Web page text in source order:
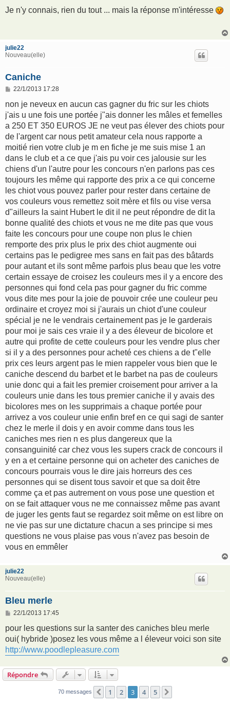
s
Je n'y connais, rien du tout ... mais la réponse m'intéresse
julie22
Nouveau(elle)
Caniche
M
s
s
a
g
22/1/2013 17:28
non je neveux en aucun cas gagner du fric sur les chiots
j'ais u une fois une portée j"ais donner les mâles et femelles
a 250 ET 350 EUROS JE ne veut pas élever des chiots pour
de l'argent car nous petit amateur cela nous rapporte a
moitié rien votre club je m en fiche je me suis mise 1 an
dans le club et a ce que j'ais pu voir ces jalousie sur les
chiens d'un l'autre pour les concours n'en parlons pas ces
toujours les même qui rapporte des prix a ce qui concerne
les chiot vous pouvez parler pour rester dans certaine de
vos couleurs vous remettez soit mère et fils ou vise versa
d"ailleurs la saint Hubert le dit il ne peut répondre de dit la
bonne qualité des chiots et vous ne me dite pas que vous
faite les concours pour une coupe non plus le chien
remporte des prix plus le prix des chiot augmente oui
certains pas le pedigree mes sans en fait pas des bâtards
pour autant et ils sont même parfois plus beau que les votre
certain essaye de croisez les couleurs mes il y a encore des
personnes qui fond cela pas pour gagner du fric comme
vous dite mes pour la joie de pouvoir crée une couleur peu
ordinaire et croyez moi si j'aurais un chiot d'une couleur
spécial je ne le vendrais certainement pas je le garderais
pour moi je sais ces vraie il y a des éleveur de bicolore et
autre qui profite de cette couleurs pour les vendre plus cher
si il y a des personnes pour acheté ces chiens a de t"elle
prix ces leurs argent pas le mien rappeler vous bien que le
caniche descend du barbet et le barbet na pas de couleurs
unie donc qui a fait les premier croisement pour arriver a la
couleurs unie dans les tous premier caniche il y avais des
bicolores mes on les supprimais a chaque portée pour
arrivez a vos couleur unie enfin bref en ce qui sagi de santer
chez le merle il dois y en avoir comme dans tous les
caniches mes rien n es plus dangereux que la
consanguinité car chez vous les supers crack de concours il
y en a et certaine personne qui on acheter des caniches de
concours pourrais vous le dire jais horreurs des ces
personnes qui se disent tous savoir et que sa doit être
comme ça et pas autrement on vous pose une question et
on se fait attaquer vous ne me connaissez même pas avant
de juger les gents faut se regardez soit même on est libre on
ne vie pas sur une dictature chacun a ses principe si mes
questions ne vous plaise pas vous n'avez pas besoin de
vous en emmêler
julie22
Nouveau(elle)
Bleu merle
M
s
a
g
e
22/1/2013 17:45
pour les questions sur la santer des caniches bleu merle
oui( hybride )posez les vous même a l éleveur voici son site
http://www.poodlepleasure.com
Répondre
70 messages Précédent
1 2 3 4 5